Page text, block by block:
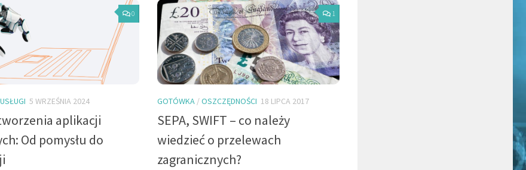
0
USŁUGI 5 WRZEŚNIA 2024
aplikacji
Od pomysłu do
1
GOTÓWKA /OSZCZĘDNOŚCI 18 LIPCA 2017
SEPA, SWIFT – co należy
wiedzieć o przelewach
zagranicznych?